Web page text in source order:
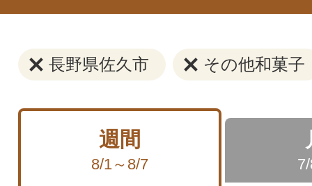
長野県佐久市 その他和菓子
週間
8/1～8/7